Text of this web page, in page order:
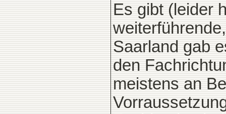
Es gibt (leider
Saarland gab
den
meistens an